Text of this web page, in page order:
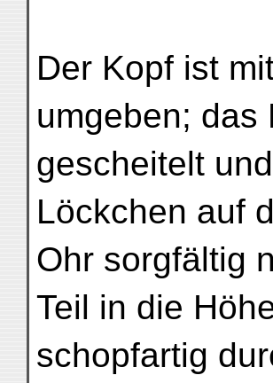
Der Kopf ist
umgeben; das
gescheitelt
Löckchen auf
Ohr sorgfältig
Teil in die
schopfartig